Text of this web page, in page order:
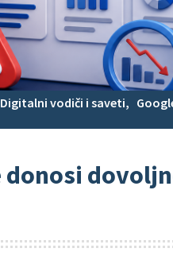
Digitalni vodiči i saveti,
donosi